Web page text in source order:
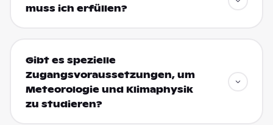
muss ich erfüllen?
Gibt es spezielle
Zugangsvoraussetzungen, um
Meteorologie und Klimaphysik
zu studieren?